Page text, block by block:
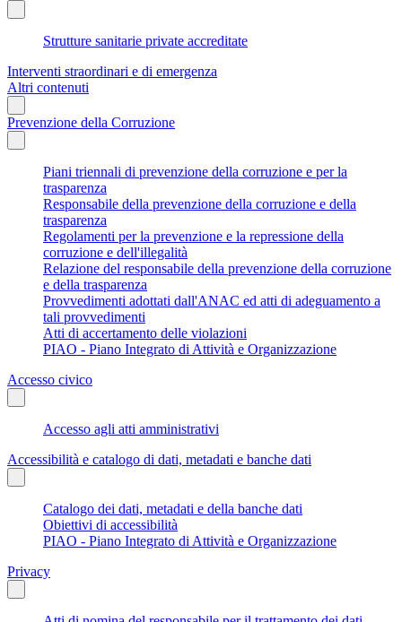
Strutture sanitarie private accreditate
Interventi straordinari e di emergenza
Altri contenuti
Prevenzione della Corruzione
Piani triennali di prevenzione della corruzione e per la
trasparenza
Responsabile della prevenzione della corruzione e della
trasparenza
Regolamenti per la prevenzione e la repressione della
corruzione e dell'illegalità
Relazione del responsabile della prevenzione della corruzione
e della trasparenza
Provvedimenti adottati dall'ANAC ed atti di adeguamento a
tali provvedimenti
Atti di accertamento delle violazioni
PIAO - Piano Integrato di Attività e Organizzazione
Accesso civico
Accesso agli atti amministrativi
Accessibilità e catalogo di dati, metadati e banche dati
Catalogo dei dati, metadati e della banche dati
Obiettivi di accessibilità
PIAO - Piano Integrato di Attività e Organizzazione
Privacy